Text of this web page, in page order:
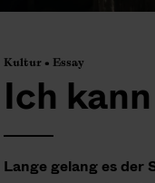
Kultur • Essay
Ich
Lange gelang es